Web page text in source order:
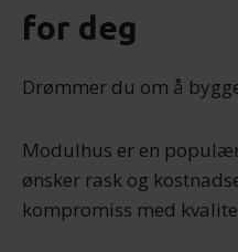
for deg
Drømmer du om å
Modulhus er en
ønsker rask og
kompromiss med